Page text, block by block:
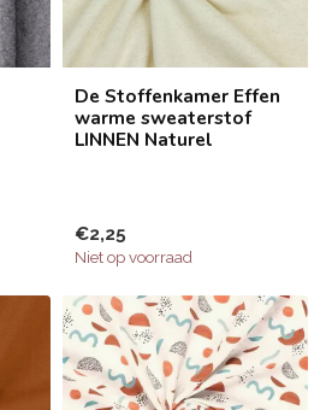
De Stoffenkamer Effen
warme sweaterstof
LINNEN Naturel
€2,25
Niet op voorraad